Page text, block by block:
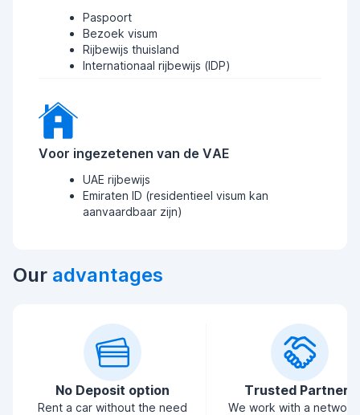
Paspoort
Bezoek visum
Rijbewijs thuisland
Internationaal rijbewijs (IDP)
Voor ingezetenen van de VAE
UAE rijbewijs
Emiraten ID (residentieel visum kan
aanvaardbaar zijn)
Our advantages
No Deposit option
Rent a car without the need
Trusted Partners
We work with a